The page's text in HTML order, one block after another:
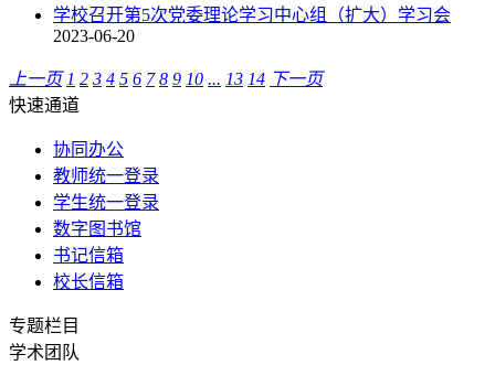
学校召开第5次党委理论学习中心组（扩大）学习会
2023-06-20
上一页 1 2 3 4 5 6 7 8 9 10 ... 13 14 下一页
快速通道
协同办公
教师统一登录
学生统一登录
数字图书馆
书记信箱
校长信箱
专题栏目
学术团队